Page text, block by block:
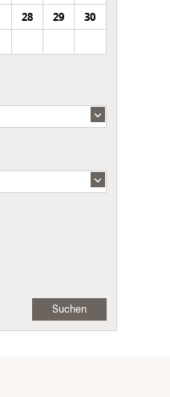
28 29
30
Suchen